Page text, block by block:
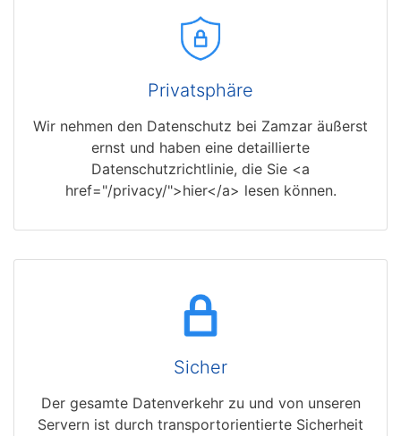
Privatsphäre
Wir nehmen den Datenschutz bei Zamzar äußerst
ernst und haben eine detaillierte
Datenschutzrichtlinie, die Sie <a
href="/privacy/">hier</a> lesen können.
Sicher
Der gesamte Datenverkehr zu und von unseren
Servern ist durch transportorientierte Sicherheit